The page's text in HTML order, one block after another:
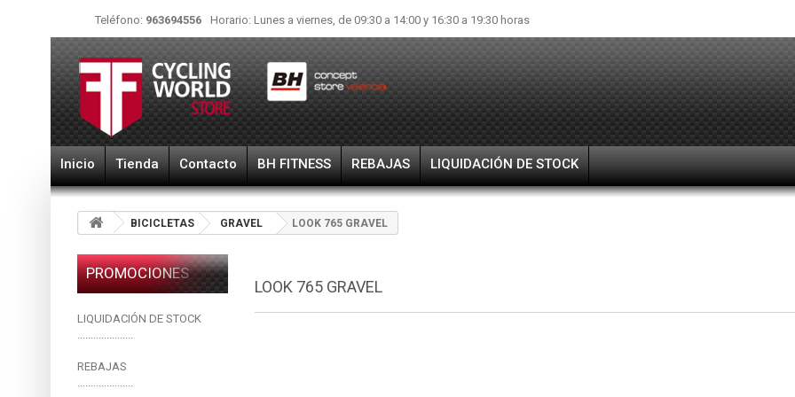
Teléfono: 963694556 Horario: Lunes a viernes, de 09:30 a 14:00 y 16:30 a 19:30 horas
Inicio Tienda Contacto BH FITNESS REBAJAS LIQUIDACIÓN DE STOCK
BICICLETAS GRAVEL LOOK 765 GRAVEL
PROMOCIONES
LIQUIDACIÓN DE STOCK
.....................
REBAJAS
.....................
LOOK 765 GRAVEL